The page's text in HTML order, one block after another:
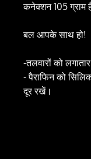
कनेक्शन 105 ग्राम
बल आपके साथ हो!
-तलवारों को
- पैराफिन को
दूर रखें।